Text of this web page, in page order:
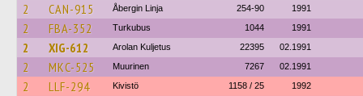
2 CAN-915 Åbergin Linja 254-90 1991
2 FBA-352 Turkubus 1044 1991
2 XIG-612 Arolan Kuljetus 22395 02.1991
2 MKC-525 Muurinen 7267 02.1991
2 LLF-294 Kivistö 1158 / 25 1992